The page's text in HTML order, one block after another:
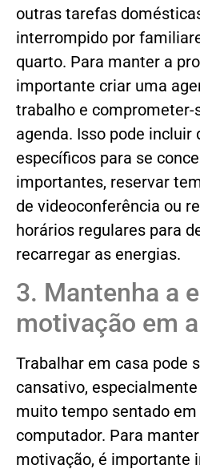
outras tarefas
interrompido por
quarto. Para manter a
importante criar uma
trabalho e comprometer-
agenda. Isso pode incluir
específicos para se
importantes, reservar
de videoconferência ou
horários regulares para
recarregar as energias.
3. Mantenha a
motivação em
Trabalhar em casa pode
cansativo,
muito tempo sentado
computador. Para
motivação, é importante